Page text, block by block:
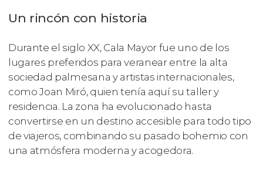
Un rincón con historia
Durante el siglo XX, Cala Mayor fue uno de los
lugares preferidos para veranear entre la alta
sociedad palmesana y artistas internacionales,
como Joan Miró, quien tenía aquí su taller y
residencia. La zona ha evolucionado hasta
convertirse en un destino accesible para todo tipo
de viajeros, combinando su pasado bohemio con
una atmósfera moderna y acogedora.